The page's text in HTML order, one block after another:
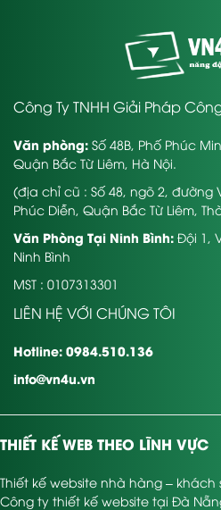
Công Ty TNHH Giải Pháp
Văn phòng: Số 48B, Phố Phúc
Quận Bắc Từ Liêm, Hà Nội.
(địa chỉ cũ : Số 48, ngõ 2, đường
Phúc Diễn, Quận Bắc Từ Liêm,
Văn Phòng Tại Ninh Bình: Đội 1,
Ninh Bình
MST : 0107313301
LIÊN HỆ VỚI CHÚNG TÔI
Hotline: 0984.510.136
info@vn4u.vn
THIẾT KẾ WEB THEO LĨNH VỰC
Thiết kế website nhà hàng – khách
Công ty thiết kế website tại Đà